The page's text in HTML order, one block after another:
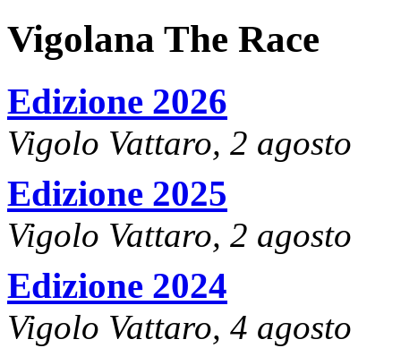
Vigolana The Race
Edizione 2026
Vigolo Vattaro, 2 agosto
Edizione 2025
Vigolo Vattaro, 2 agosto
Edizione 2024
Vigolo Vattaro, 4 agosto